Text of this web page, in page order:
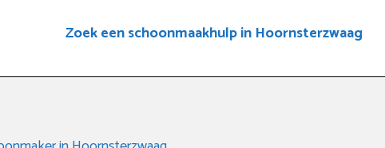
Zoek een schoonmaakhulp in Hoornsterzwaag